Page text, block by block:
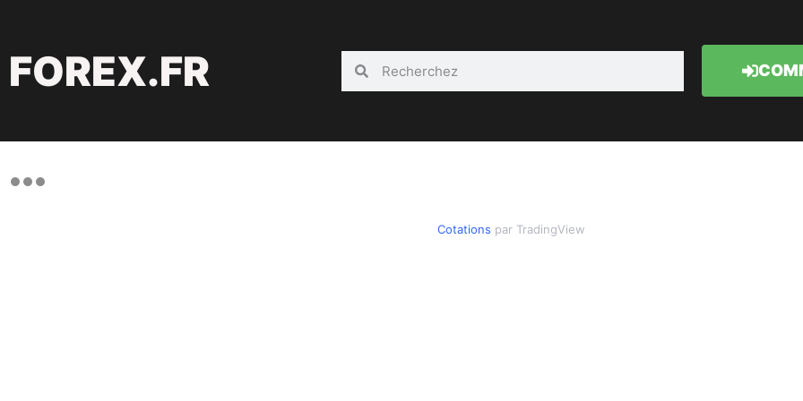
FOREX.FR
Cotations par TradingView